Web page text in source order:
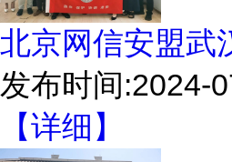
北京网信安盟武
发布时间:2024-
【详细】